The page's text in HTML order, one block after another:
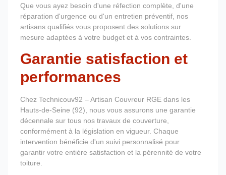
Que vous ayez besoin d'une réfection complète, d'une
réparation d'urgence ou d'un entretien préventif, nos
artisans qualifiés vous proposent des solutions sur
mesure adaptées à votre budget et à vos contraintes.
Garantie satisfaction et
performances
Chez Technicouv92 – Artisan Couvreur RGE dans les
Hauts-de-Seine (92), nous vous assurons une garantie
décennale sur tous nos travaux de couverture,
conformément à la législation en vigueur. Chaque
intervention bénéficie d'un suivi personnalisé pour
garantir votre entière satisfaction et la pérennité de votre
toiture.